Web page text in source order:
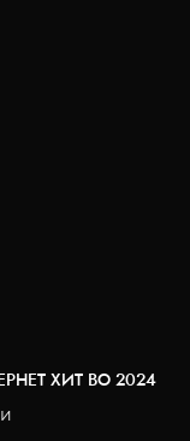
ХИТ ВО 2024